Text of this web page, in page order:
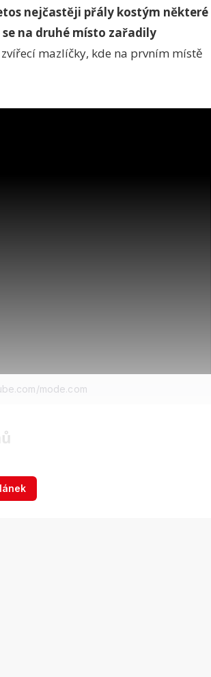
nejčastěji přály kostým některé
na druhé místo zařadily
mazlíčky, kde na prvním místě
mode.com
neobešel bez kontroverzí týkajících
Nelibost tak vyvolal například